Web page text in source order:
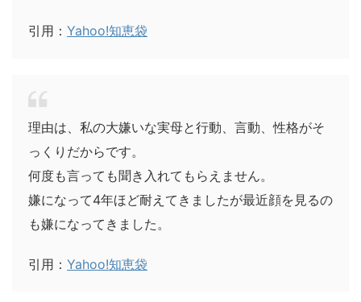
引用： Yahoo!知恵袋
理由は、私の大嫌いな実母と行動、言動、性格がそ
っくりだからです。
何度も言っても聞き入れてもらえません。
嫌になって4年ほど耐えてきましたが最近顔を見るの
も嫌になってきました。
引用： Yahoo!知恵袋